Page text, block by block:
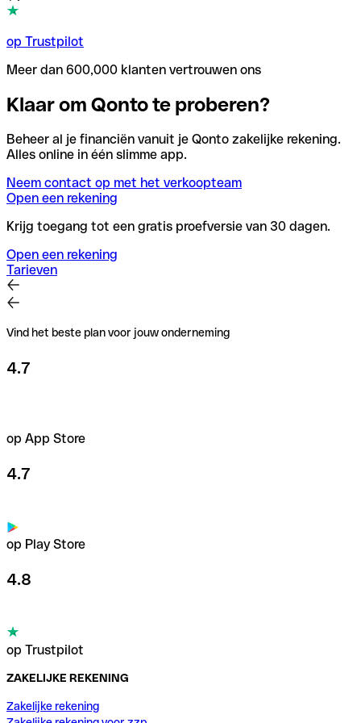
op Trustpilot
Meer dan 600,000 klanten vertrouwen ons
Klaar om Qonto te proberen?
Beheer al je financiën vanuit je Qonto zakelijke rekening.
Alles online in één slimme app.
Neem contact op met het verkoopteam
Open een rekening
Krijg toegang tot een gratis proefversie van 30 dagen.
Open een rekening
Tarieven
Vind het beste plan voor jouw onderneming
4.7
op App Store
4.7
op Play Store
4.8
op Trustpilot
ZAKELIJKE REKENING
Zakelijke rekening